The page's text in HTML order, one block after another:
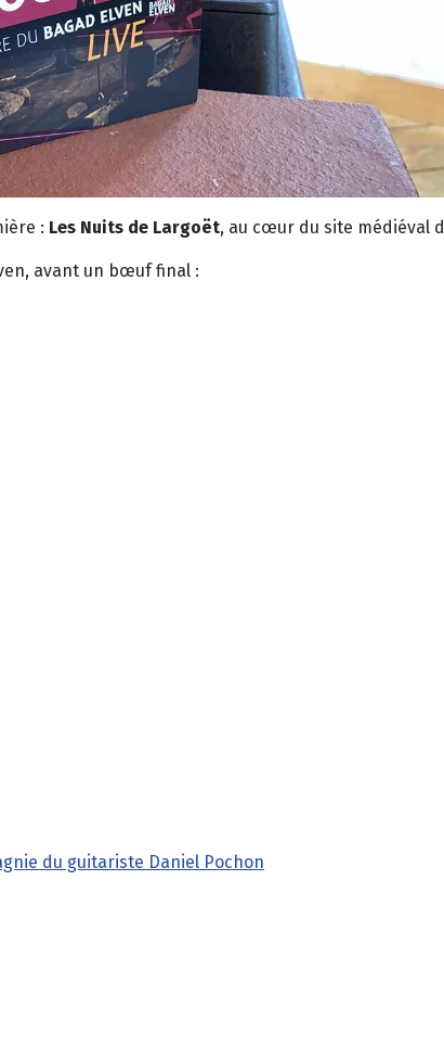
: Les Nuits de Largoët, au cœur du site médiéval
avant un bœuf final :
du guitariste Daniel Pochon